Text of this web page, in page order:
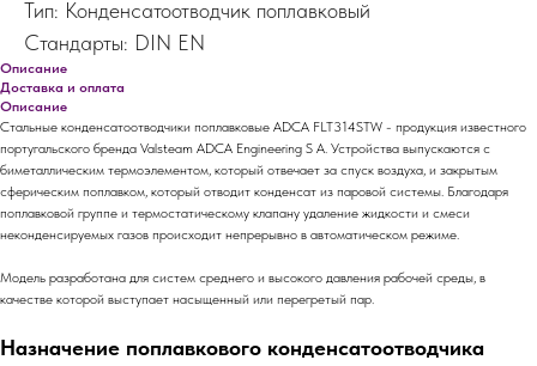
Тип: Конденсатоотводчик поплавковый
Стандарты: DIN EN
Описание
Доставка и оплата
Описание
Стальные конденсатоотводчики поплавковые ADCA FLT314STW - продукция известного
португальского бренда Valsteam ADCA Engineering S A. Устройства выпускаются с
биметаллическим термоэлементом, который отвечает за спуск воздуха, и закрытым
сферическим поплавком, который отводит конденсат из паровой системы. Благодаря
поплавковой группе и термостатическому клапану удаление жидкости и смеси
неконденсируемых газов происходит непрерывно в автоматическом режиме.
Модель разработана для систем среднего и высокого давления рабочей среды, в
качестве которой выступает насыщенный или перегретый пар.
Назначение поплавкового конденсатоотводчика